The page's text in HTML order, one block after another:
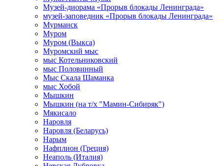
Музей-диорама «Прорыв блокады Ленинграда»
музей-заповедник «Прорыв блокады Ленинграда»
Мурманск
Муром
Муром (Выкса)
Муромский мыс
мыс Котельниковский
мыс Половинный
Мыс Скала Шаманка
мыс Хобой
Мышкин
Мышкин (на т/х "Мамин-Сибиряк")
Мякисало
Наровля
Наровля (Беларусь)
Нарым
Нафплион (Греция)
Неаполь (Италия)